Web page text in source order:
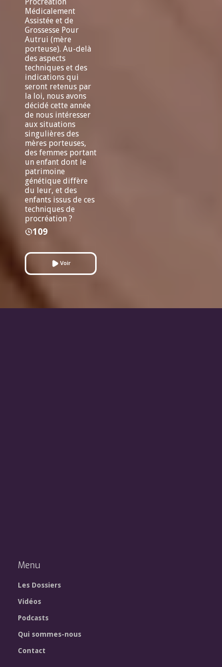
Médicalement
Assistée et de
Grossesse Pour
Autrui (mère
porteuse). Au-delà
des aspects
techniques et des
indications qui
seront retenus par
la loi, nous avons
décidé cette année
de nous intéresser
aux situations
singulières des
mères porteuses,
des femmes portant
un enfant dont le
patrimoine
génétique diffère
du leur, et des
enfants issus de ces
techniques de
procréation ?
109
Voir
Menu
Les Dossiers
Vidéos
Podcasts
Qui sommes-nous
Contact